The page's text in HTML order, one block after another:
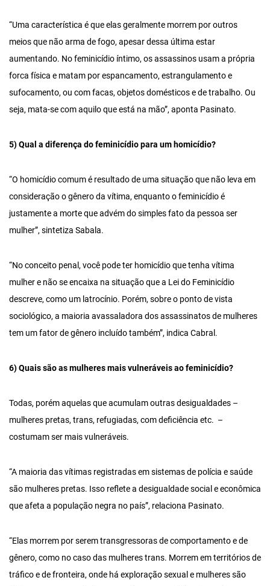
“Uma característica é que elas geralmente morrem por outros
meios que não arma de fogo, apesar dessa última estar
aumentando. No feminicídio íntimo, os assassinos usam a própria
forca física e matam por espancamento, estrangulamento e
sufocamento, ou com facas, objetos domésticos e de trabalho. Ou
seja, mata-se com aquilo que está na mão”, aponta Pasinato.
5) Qual a diferença do feminicídio para um homicídio?
“O homicídio comum é resultado de uma situação que não leva em
consideração o gênero da vítima, enquanto o feminicídio é
justamente a morte que advém do simples fato da pessoa ser
mulher”, sintetiza Sabala.
“No conceito penal, você pode ter homicídio que tenha vítima
mulher e não se encaixa na situação que a Lei do Feminicídio
descreve, como um latrocínio. Porém, sobre o ponto de vista
sociológico, a maioria avassaladora dos assassinatos de mulheres
tem um fator de gênero incluído também”, indica Cabral.
6) Quais são as mulheres mais vulneráveis ao feminicídio?
Todas, porém aquelas que acumulam outras desigualdades –
mulheres pretas, trans, refugiadas, com deficiência etc. –
costumam ser mais vulneráveis.
“A maioria das vítimas registradas em sistemas de polícia e saúde
são mulheres pretas. Isso reflete a desigualdade social e econômica
que afeta a população negra no país”, relaciona Pasinato.
“Elas morrem por serem transgressoras de comportamento e de
gênero, como no caso das mulheres trans. Morrem em territórios de
tráfico e de fronteira, onde há exploração sexual e mulheres são